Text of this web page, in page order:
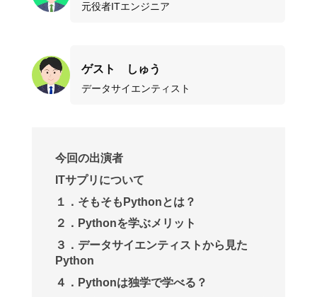
元役者ITエンジニア
ゲスト しゅう
データサイエンティスト
今回の出演者
ITサプリについて
１．そもそもPythonとは？
２．Pythonを学ぶメリット
３．データサイエンティストから見た
Python
４．Pythonは独学で学べる？